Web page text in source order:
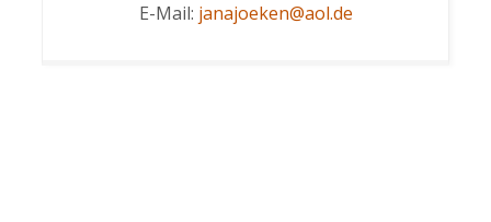
E-Mail: janajoeken@aol.de